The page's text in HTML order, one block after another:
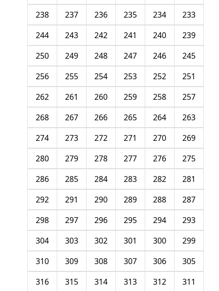
233
234
235
236
237
238
239
240
241
242
243
244
245
246
247
248
249
250
251
252
253
254
255
256
257
258
259
260
261
262
263
264
265
266
267
268
269
270
271
272
273
274
275
276
277
278
279
280
281
282
283
284
285
286
287
288
289
290
291
292
293
294
295
296
297
298
299
300
301
302
303
304
305
306
307
308
309
310
311
312
313
314
315
316